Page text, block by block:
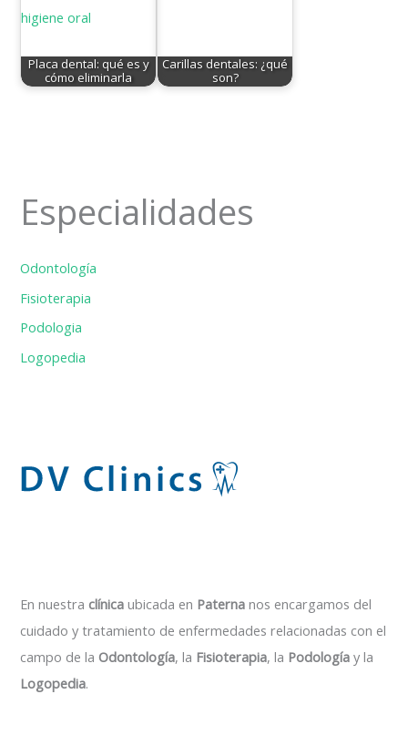
Placa dental: qué es y
cómo eliminarla
Carillas dentales: ¿qué
son?
Especialidades
Odontología
Fisioterapia
Podologia
Logopedia
En nuestra clínica ubicada en Paterna nos encargamos del
cuidado y tratamiento de enfermedades relacionadas con el
campo de la Odontología, la Fisioterapia, la Podología y la
Logopedia.